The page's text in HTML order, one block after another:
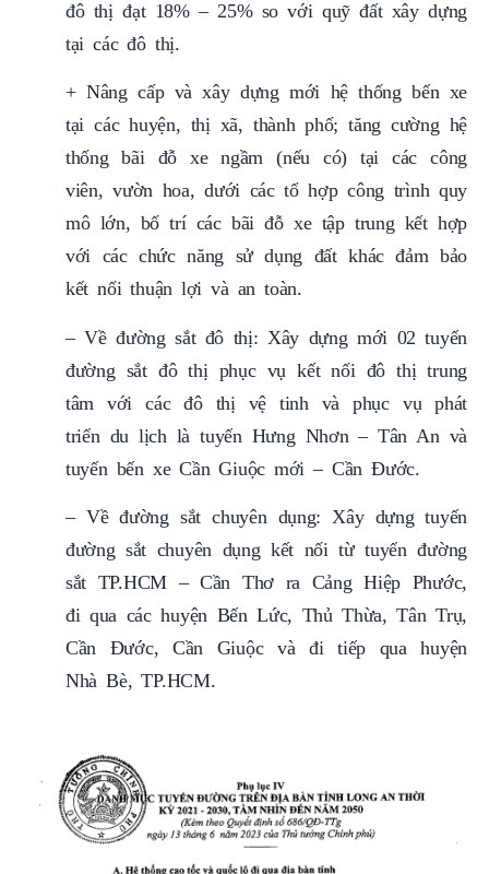
đô thị đạt 18% – 25% so với quỹ đất xây dựng
tại các đô thị.
+ Nâng cấp và xây dựng mới hệ thống bến xe
tại các huyện, thị xã, thành phố; tăng cường hệ
thống bãi đỗ xe ngầm (nếu có) tại các công
viên, vườn hoa, dưới các tổ hợp công trình quy
mô lớn, bố trí các bãi đỗ xe tập trung kết hợp
với các chức năng sử dụng đất khác đảm bảo
kết nối thuận lợi và an toàn.
– Về đường sắt đô thị: Xây dựng mới 02 tuyến
đường sắt đô thị phục vụ kết nối đô thị trung
tâm với các đô thị vệ tinh và phục vụ phát
triển du lịch là tuyến Hưng Nhơn – Tân An và
tuyến bến xe Cần Giuộc mới – Cần Đước.
– Về đường sắt chuyên dụng: Xây dựng tuyến
đường sắt chuyên dụng kết nối từ tuyến đường
sắt TP.HCM – Cần Thơ ra Cảng Hiệp Phước,
đi qua các huyện Bến Lức, Thủ Thừa, Tân Trụ,
Cần Đước, Cần Giuộc và đi tiếp qua huyện
Nhà Bè, TP.HCM.